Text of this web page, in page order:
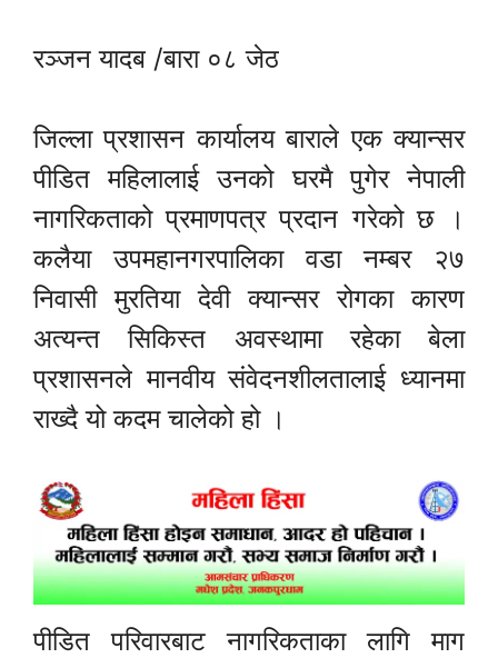
रञ्जन यादब /बारा ०८ जेठ
जिल्ला प्रशासन कार्यालय बाराले एक क्यान्सर
पीडित महिलालाई उनको घरमै पुगेर नेपाली
नागरिकताको प्रमाणपत्र प्रदान गरेको छ ।
कलैया उपमहानगरपालिका वडा नम्बर २७
निवासी मुरतिया देवी क्यान्सर रोगका कारण
अत्यन्त सिकिस्त अवस्थामा रहेका बेला
प्रशासनले मानवीय संवेदनशीलतालाई ध्यानमा
राख्दै यो कदम चालेको हो ।
पीडित परिवारबाट नागरिकताका लागि माग